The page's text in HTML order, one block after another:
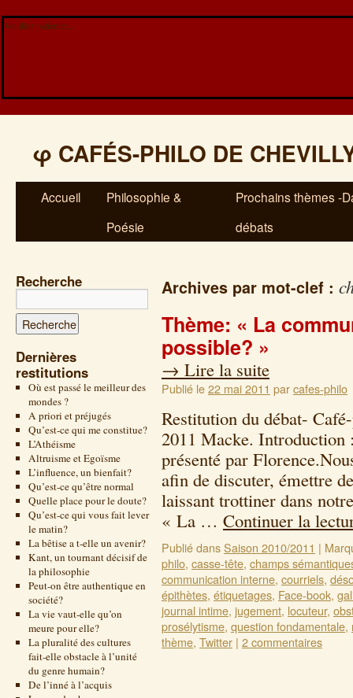
Veuillez patienter...
φ CAFÉS-PHILO DE
Accueil
Philosophie &
Poésie
Prochains thèmes -
débats
Recherche
Dernières
restitutions
Où est passé le meilleur des
mondes ?
A priori et préjugés
Qu’est-ce qui me constitue?
L’Athéisme
Altruisme et Egoïsme
L’influence, un bienfait?
Qu’est-ce qu’être normal
Quelle place pour le doute?
Qu’est-ce qui vous fait lever
le matin?
La bêtise a t-elle un avenir?
Kant, un tournant décisif de
la philosophie
Peut-on être authentique en
société?
La vie vaut-elle qu’on
meure pour elle?
La pluralité des cultures
fait-elle obstacle à l’unité
du genre humain?
De l’inné à l’acquis
Archives par mot-clef :
Thème: « La
possible? »
→ Lire la suite
Publié le22 mai 2011 parcafes-philo
Restitution du débat-
2011 Macke. Introduction
présenté par
afin de discuter, émettre
laissant trottiner dans
« La … Continuer la
Publié dansSaison 2010/2011 |
philo, casse-tête, champs
communication interne, courriels,
épithètes, étiquetages, Face-book,
journal intime, jugement, locuteur,
prosélytisme, question fondamentale,
thème, Twitter | 2 commentaires